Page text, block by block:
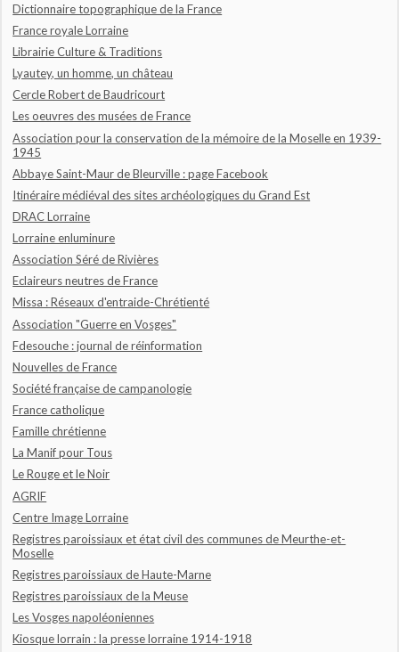
Dictionnaire topographique de la France
France royale Lorraine
Librairie Culture & Traditions
Lyautey, un homme, un château
Cercle Robert de Baudricourt
Les oeuvres des musées de France
Association pour la conservation de la mémoire de la Moselle en 1939-
1945
Abbaye Saint-Maur de Bleurville : page Facebook
Itinéraire médiéval des sites archéologiques du Grand Est
DRAC Lorraine
Lorraine enluminure
Association Séré de Rivières
Eclaireurs neutres de France
Missa : Réseaux d'entraide-Chrétienté
Association "Guerre en Vosges"
Fdesouche : journal de réinformation
Nouvelles de France
Société française de campanologie
France catholique
Famille chrétienne
La Manif pour Tous
Le Rouge et le Noir
AGRIF
Centre Image Lorraine
Registres paroissiaux et état civil des communes de Meurthe-et-
Moselle
Registres paroissiaux de Haute-Marne
Registres paroissiaux de la Meuse
Les Vosges napoléoniennes
Kiosque lorrain : la presse lorraine 1914-1918